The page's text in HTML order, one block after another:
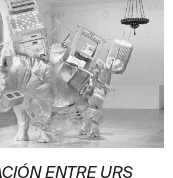
ENTRE URS